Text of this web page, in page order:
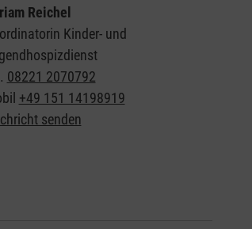
Reichel
Kinder- und
08221 2070792
+49 151 14198919
senden